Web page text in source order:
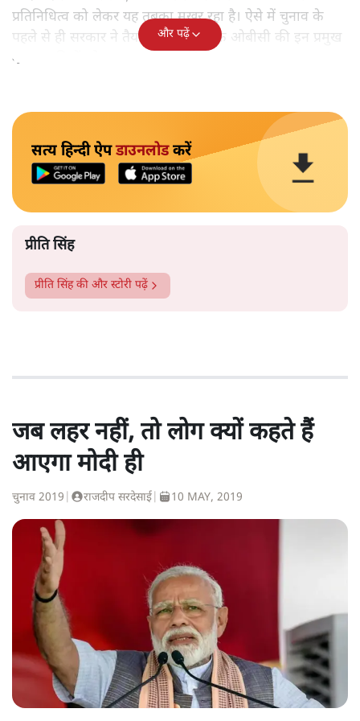
प्रतिनिधित्व को लेकर यह तबक़ा मुखर रहा है। ऐसे में चुनाव के
पहले से ही सरकार ने तैयारी कर ली थी कि ओबीसी की इन प्रमुख
मुखर जातियों को अलग-थलग कर दिया जाए।
और पढ़ें
सत्य हिन्दी ऐपडाउनलोडकरें
प्रीति सिंह
प्रीति सिंहकी और स्टोरी पढ़ें
जब लहर नहीं, तो लोग क्यों कहते हैं
आएगा मोदी ही
चुनाव 2019 राजदीप सरदेसाई 10 MAY, 2019